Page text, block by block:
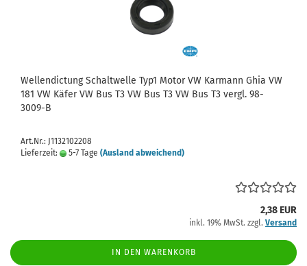
Wellendictung Schaltwelle Typ1 Motor VW Karmann Ghia VW
181 VW Käfer VW Bus T3 VW Bus T3 VW Bus T3 vergl. 98-
3009-B
Art.Nr.: J1132102208
Lieferzeit:
5-7 Tage (Ausland abweichend)
2,38 EUR
inkl. 19% MwSt. zzgl. Versand
IN DEN WARENKORB